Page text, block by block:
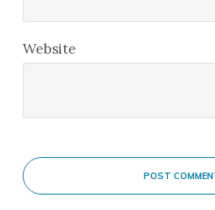
Website
POST